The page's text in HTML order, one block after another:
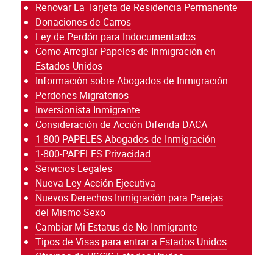
Renovar La Tarjeta de Residencia Permanente
Donaciones de Carros
Ley de Perdón para Indocumentados
Como Arreglar Papeles de Inmigración en
Estados Unidos
Información sobre Abogados de Inmigración
Perdones Migratorios
Inversionista Inmigrante
Consideración de Acción Diferida DACA
1-800-PAPELES Abogados de Inmigración
1-800-PAPELES Privacidad
Servicios Legales
Nueva Ley Acción Ejecutiva
Nuevos Derechos Inmigración para Parejas
del Mismo Sexo
Cambiar Mi Estatus de No-Inmigrante
Tipos de Visas para entrar a Estados Unidos